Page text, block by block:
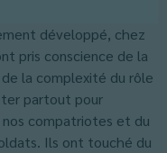
développé, chez
pris conscience de la
la complexité du rôle
partout pour
compatriotes et du
Ils ont touché du